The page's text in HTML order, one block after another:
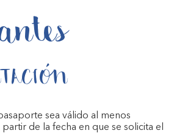
sea válido al menos
de la fecha en que se solicita el